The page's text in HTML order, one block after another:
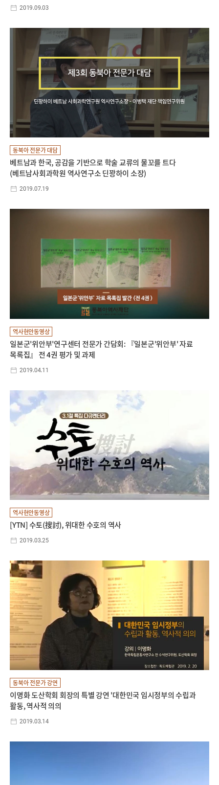
2019.09.03
동북아 전문가 대담
베트남과 한국, 공감을 기반으로 학술 교류의 물꼬를 트다
(베트남사회과학원 역사연구소 딘꽝하이 소장)
2019.07.19
역사현안동영상
일본군'위안부'연구센터 전문가 간담회: 『일본군'위안부' 자료
목록집』 전 4권 평가 및 과제
2019.04.11
역사현안동영상
[YTN] 수토(搜討), 위대한 수호의 역사
2019.03.25
동북아 전문가 강연
이명화 도산학회 회장의 특별 강연 '대한민국 임시정부의 수립과
활동, 역사적 의의
2019.03.14